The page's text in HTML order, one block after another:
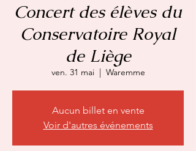
Concert des élèves du
Conservatoire Royal
de Liège
ven. 31 mai
  |
Waremme
Aucun billet en vente
Voir d'autres événements